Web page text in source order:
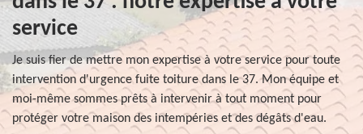
service
Je suis fier de mettre mon expertise à votre service pour toute
intervention d'urgence fuite toiture dans le 37. Mon équipe et
moi-même sommes prêts à intervenir à tout moment pour
protéger votre maison des intempéries et des dégâts d'eau.